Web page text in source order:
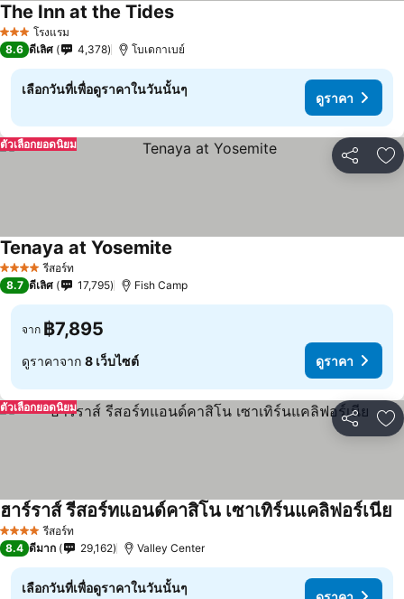
3 ดาว โรงแรม
The Inn at the Tides
8.6 ดีเลิศ 4,378 โบเดกาเบย์
เลือกวันที่เพื่อดูราคาในวันนั้นๆ
ดูราคา
แชร์ เ
ตัวเลือกยอดนิยม
4 ดาว รีสอร์ท
Tenaya at Yosemite
8.7 ดีเลิศ 17,795 Fish Camp
จาก ฿7,895
ดูราคาจาก 8 เว็บไซต์ ดูราคา
แชร์ เ
ตัวเลือกยอดนิยม
4 ดาว รีสอร์ท
ฮาร์ราส์ รีสอร์ทแอนด์คาสิโน เซาเทิร์นแคลิฟอร์เนีย
8.4 ดีมาก 29,162 Valley Center
เลือกวันที่เพื่อดูราคาในวันนั้นๆ